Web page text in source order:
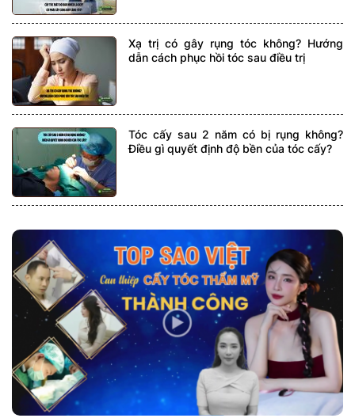
Xạ trị có gây rụng tóc không? Hướng
dẫn cách phục hồi tóc sau điều trị
Tóc cấy sau 2 năm có bị rụng không?
Điều gì quyết định độ bền của tóc cấy?